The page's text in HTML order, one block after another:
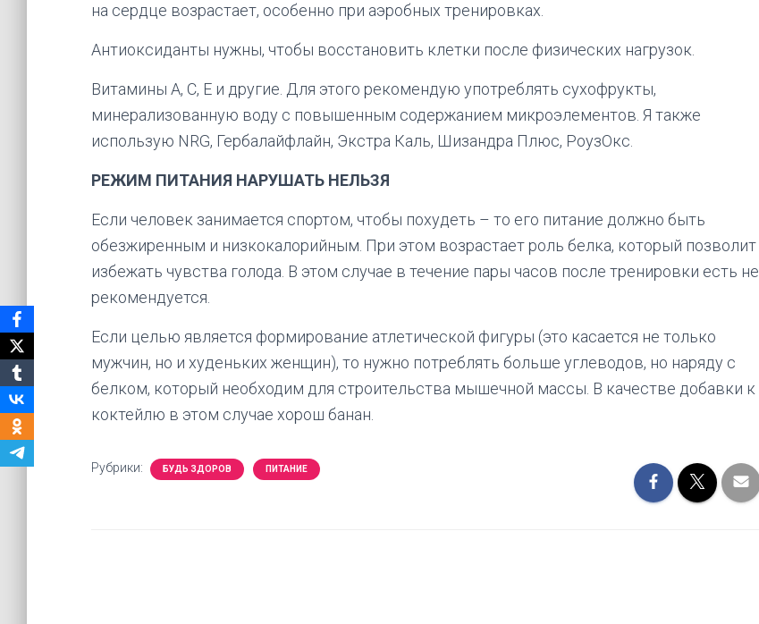
на сердце возрастает, особенно при аэробных тренировках.
Антиоксиданты нужны, чтобы восстановить клетки после физических нагрузок.
Витамины А, С, Е и другие. Для этого рекомендую употреблять сухофрукты,
минерализованную воду с повышенным содержанием микроэлементов. Я также
использую NRG, Гербалайфлайн, Экстра Каль, Шизандра Плюс, РоузОкс.
РЕЖИМ ПИТАНИЯ НАРУШАТЬ НЕЛЬЗЯ
Если человек занимается спортом, чтобы похудеть – то его питание должно быть
обезжиренным и низкокалорийным. При этом возрастает роль белка, который позволит
избежать чувства голода. В этом случае в течение пары часов после тренировки есть не
рекомендуется.
Если целью является формирование атлетической фигуры (это касается не только
мужчин, но и худеньких женщин), то нужно потреблять больше углеводов, но наряду с
белком, который необходим для строительства мышечной массы. В качестве добавки к
коктейлю в этом случае хорош банан.
Рубрики: БУДЬ ЗДОРОВ ПИТАНИЕ